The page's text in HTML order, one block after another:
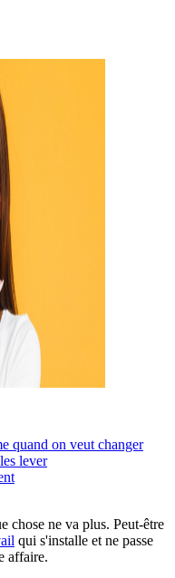
quand on veut changer
lever
chose ne va plus. Peut-être
qui s'installe et ne passe
affaire.